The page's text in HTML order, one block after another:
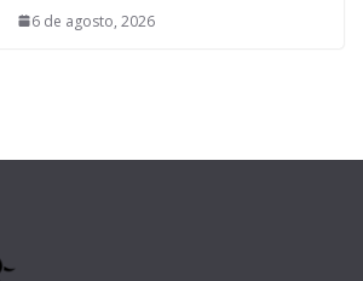
6 de agosto, 2026